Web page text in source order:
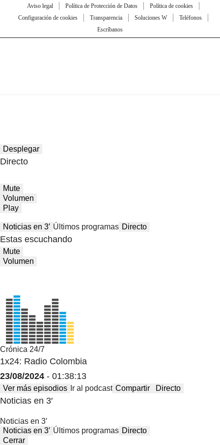
Aviso legal Política de Protección de Datos
Política de cookies
Configuración de cookies
Transparencia Soluciones W
Teléfonos
Escríbanos
Desplegar
Directo
Mute
Volumen
Play
Noticias en 3′ Últimos programas Directo
Estas escuchando
Mute
Volumen
Crónica 24/7
1x24: Radio Colombia
23/08/2024 - 01:38:13
Ver más episodios Ir al podcast Compartir Directo
Noticias en 3′
Noticias en 3′
Noticias en 3′ Últimos programas Directo
Cerrar